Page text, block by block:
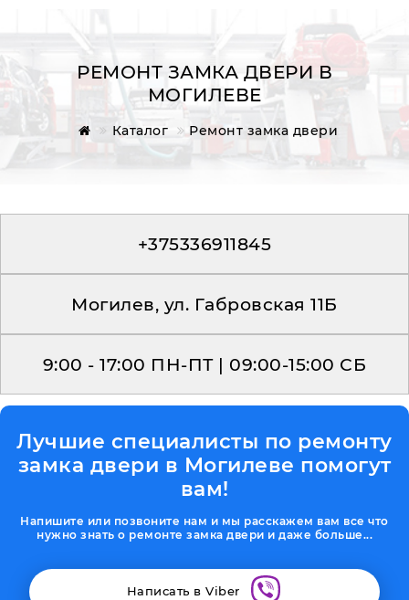
Главная
Обратная связь
РЕМОНТ ЗАМКА ДВЕРИ В
МОГИЛЕВЕ
Каталог Ремонт замка двери
+375336911845
Могилев, ул. Габровская 11Б
9:00 - 17:00 ПН-ПТ | 09:00-15:00 СБ
Лучшие специалисты по ремонту
замка двери в Могилеве помогут
вам!
Напишите или позвоните нам и мы расскажем вам все что
нужно знать о ремонте замка двери и даже больше...
Написать в Viber